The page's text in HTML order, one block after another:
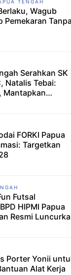
TENGAH
Wagub
Pemekaran Tanpa
Serahkan SK
Natalis Tebai:
Mantapkan
'Maju' 2029
FORKI Papua
Targetkan
Futsal
HIPMI Papua
Resmi
Papua FC
Porter Yonii
Alat Kerja